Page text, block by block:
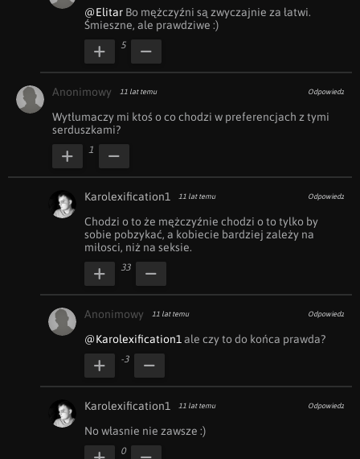
@Elitar Bo mężczyźni są zwyczajnie za łatwi.
Śmieszne, ale prawdziwe :)
5
Anonimowy 11 lat temu Odpowiedz
Wytłumaczy mi ktoś o co chodzi w preferencjach z tymi
serduszkami?
1
Karolexification1 11 lat temu Odpowiedz
Chodzi o to że mężczyźnie chodzi o to tylko by
sobie pobzykać, a kobiecie bardziej zależy na
miłosci, niż na seksie.
33
Anonimowy 11 lat temu Odpowiedz
@Karolexification1 ale czy to do końca prawda?
-3
Karolexification1 11 lat temu Odpowiedz
No własnie nie zawsze :)
0